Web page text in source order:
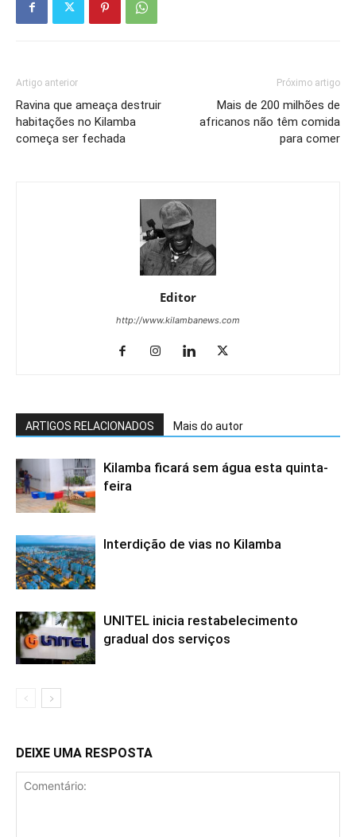
Artigo anterior
Ravina que ameaça destruir
habitações no Kilamba
começa ser fechada
Próximo artigo
Mais de 200 milhões de
africanos não têm comida
para comer
Editor
http://www.kilambanews.com
ARTIGOS RELACIONADOS Mais do autor
Kilamba ficará sem água esta quinta-
feira
Interdição de vias no Kilamba
UNITEL inicia restabelecimento
gradual dos serviços
DEIXE UMA RESPOSTA